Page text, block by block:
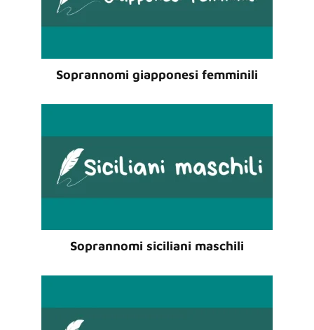
Soprannomi giapponesi femminili
Soprannomi siciliani maschili